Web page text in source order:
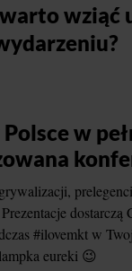
wziąć
w
dostarczą
#ilovemkt w
eureki 😉